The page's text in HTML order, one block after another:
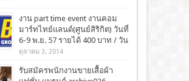
งาน part time event งานคอม
มาร์ทไทย์แลนด์(ศูนย์สิริกิต) วันที่
6-9 พ.ย. 57 รายได้ 400 บาท / วัน
ตุลาคม 3, 2014
รับสมัครพนักงานขายเสื้อผ้า